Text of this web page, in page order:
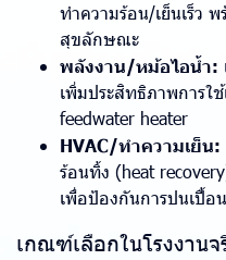
ทำความร้อน/เย็นเร็ว
สุขลักษณะ
พลังงาน/หม้อไอน้ำ:
เพิ่มประสิทธิภาพการใ
feedwater heater
HVAC/ทำความเย็น:
ร้อนทิ้ง (heat
เพื่อป้องกันการปนเปื้อน
เกณฑ์เลือกในโรงงาน